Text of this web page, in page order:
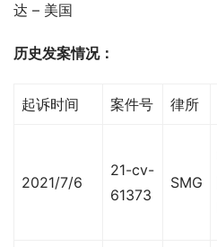
达 – 美国
历史发案情况：
起诉时间 案件号 律所
2021/7/6
21-cv-
61373
SMG